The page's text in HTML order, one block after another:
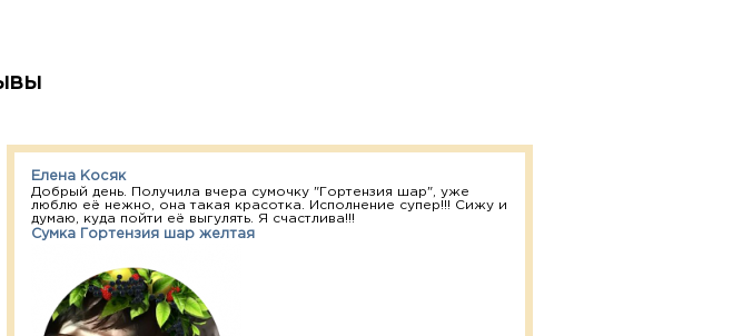
Елена Косяк
Добрый день. Получила вчера сумочку "Гортензия шар", уже
люблю её нежно, она такая красотка. Исполнение супер!!! Сижу и
думаю, куда пойти её выгулять. Я счастлива!!!
Сумка Гортензия шар желтая